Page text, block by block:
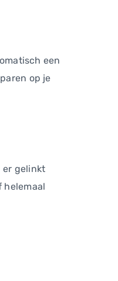
een
op je
er gelinkt
helemaal